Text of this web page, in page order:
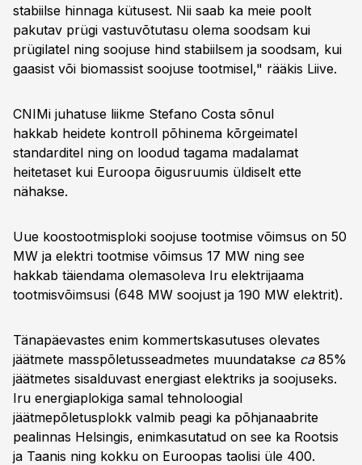
stabiilse hinnaga kütusest. Nii saab ka meie poolt
pakutav prügi vastuvõtutasu olema soodsam kui
prügilatel ning soojuse hind stabiilsem ja soodsam, kui
gaasist või biomassist soojuse tootmisel," rääkis Liive.
CNIMi juhatuse liikme Stefano Costa sõnul
hakkab heidete kontroll põhinema kõrgeimatel
standarditel ning on loodud tagama madalamat
heitetaset kui Euroopa õigusruumis üldiselt ette
nähakse.
Uue koostootmisploki soojuse tootmise võimsus on 50
MW ja elektri tootmise võimsus 17 MW ning see
hakkab täiendama olemasoleva Iru elektrijaama
tootmisvõimsusi (648 MW soojust ja 190 MW elektrit).
Tänapäevastes enim kommertskasutuses olevates
jäätmete masspõletusseadmetes muundatakse ca85%
jäätmetes sisalduvast energiast elektriks ja soojuseks.
Iru energiaplokiga samal tehnoloogial
jäätmepõletusplokk valmib peagi ka põhjanaabrite
pealinnas Helsingis, enimkasutatud on see ka Rootsis
ja Taanis ning kokku on Euroopas taolisi üle 400.